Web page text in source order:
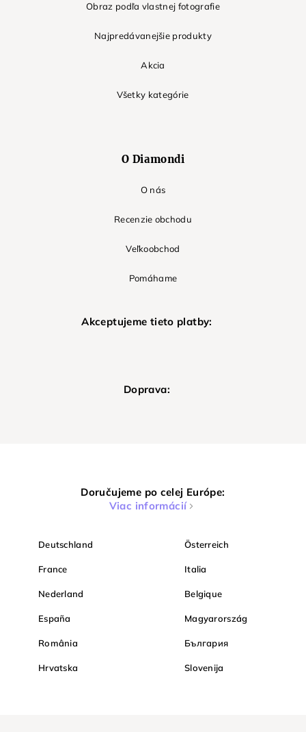
Obraz podľa vlastnej fotografie
Najpredávanejšie produkty
Akcia
Všetky kategórie
O Diamondi
O nás
Recenzie obchodu
Veľkoobchod
Pomáhame
Akceptujeme tieto platby:
Doprava:
Doručujeme po celej Európe:
Viac informácií
Deutschland Österreich
France Italia
Nederland Belgique
España Magyarország
România България
Hrvatska Slovenija